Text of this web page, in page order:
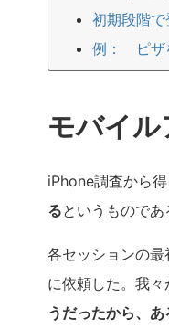
初期段階
例： ピザ
モバイル
iPhone調査から
るというものであ
各セッションの
に依頼した。我
うだったから、